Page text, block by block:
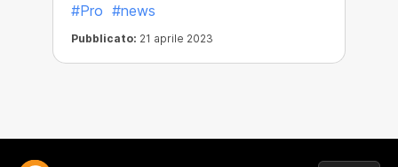
#Pro #news
Pubblicato: 21 aprile 2023